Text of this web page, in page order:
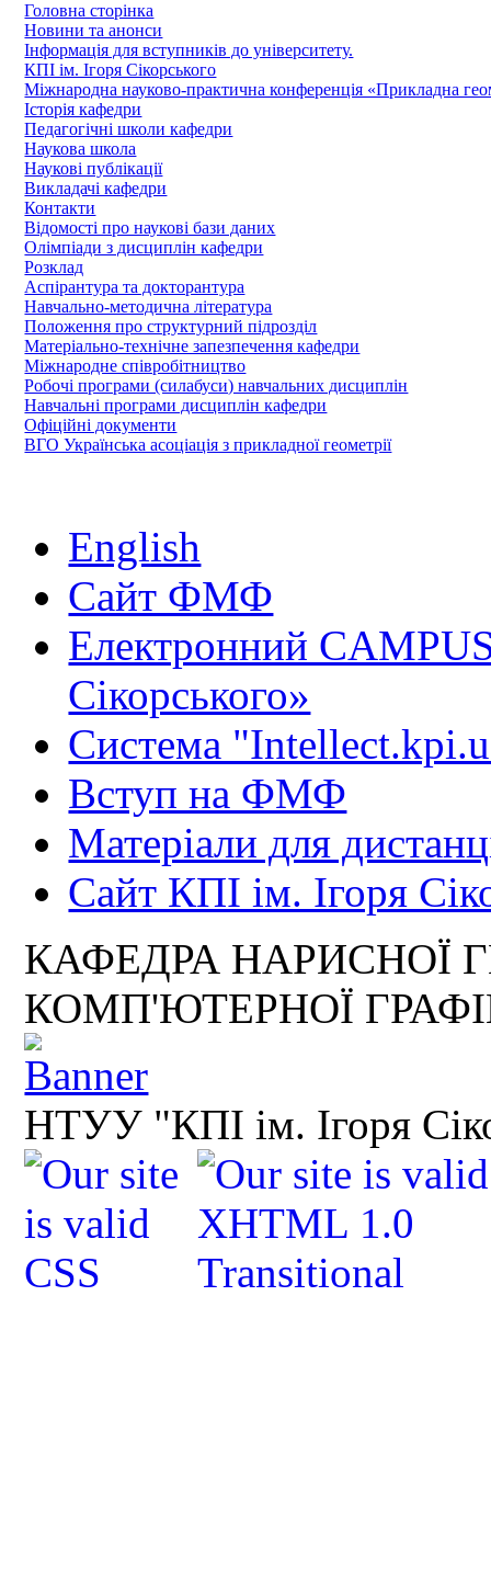
Головна сторінка
Новини та анонси
Інформація для вступників до університету.
КПІ ім. Ігоря Сікорського
Міжнародна науково-практична конференція «Прикладна
Історія кафедри
Педагогічні школи кафедри
Наукова школа
Наукові публікації
Викладачі кафедри
Контакти
Відомості про наукові бази даних
Олімпіади з дисциплін кафедри
Розклад
Аспірантура та докторантура
Навчально-методична література
Положення про структурний підрозділ
Матеріально-технічне запезпечення кафедри
Міжнародне співробітництво
Робочі програми (силабуси) навчальних дисциплін
Навчальні програми дисциплін кафедри
Офіційні документи
ВГО Українська асоціація з прикладної геометрії
English
Сайт ФМФ
Електронний
Сікорського»
Система
Вступ на ФМФ
Матеріали для
Сайт КПІ ім. Ігоря
КАФЕДРА НАРИСНОЇ
КОМП'ЮТЕРНОЇ
НТУУ "КПІ ім. Ігоря